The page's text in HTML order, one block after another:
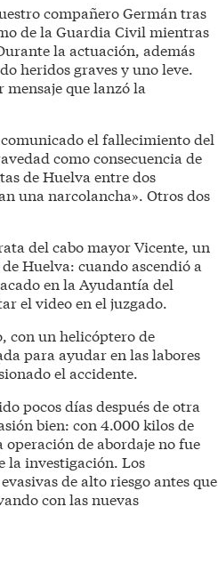
compañero Germán tras
de la Guardia Civil mientras
la actuación, además
heridos graves y uno leve.
que lanzó la
el fallecimiento del
como consecuencia de
de Huelva entre dos
una narcolancha». Otros dos
del cabo mayor Vicente, un
Huelva: cuando ascendió a
en la Ayudantía del
el video en el juzgado.
con un helicóptero de
para ayudar en las labores
el accidente.
pocos días después de otra
bien: con 4.000 kilos de
de abordaje no fue
la investigación. Los
de alto riesgo antes que
con las nuevas